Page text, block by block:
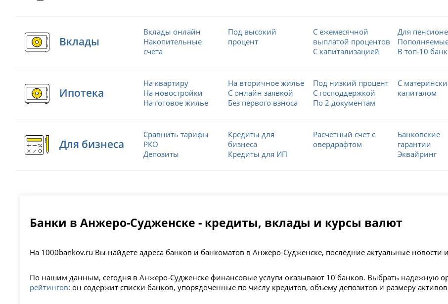
Вклады
Вклады онлайн
Накопительные
счета
Под высокий
процент
С ежемесячной
выплатой процентов
С капитализацией
Для
В топ-10
Ипотека
На квартиру
На новостройки
На готовое жилье
На вторичное жилье
С онлайн заявкой
Без первого взноса
Под низкий процент
С господдержкой
По 2 документам
С
капиталом
Для бизнеса
Сравнить тарифы
РКО
Депозиты
Кредиты для
бизнеса
Кредиты для ИП
Расчетный счет с
овердрафтом
Банковские
гарантии
Эквайринг
Банки в Анжеро-Судженске - кредиты, вклады и курсы валют
На 1000bankov.ru Вы найдете адреса банков и банкоматов в Анжеро-Судженске, последние актуальные новости
По нашим данным, сегодня в Анжеро-Судженске финансовые услуги оказывают 10 банков. Выбрать надежную
рейтингов: он содержит списки банков, упорядоченные по числу кредитов, объему депозитов и размеру